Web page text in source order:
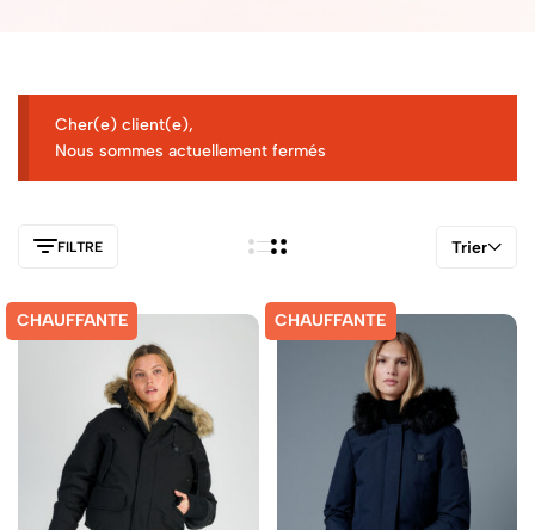
Cher(e) client(e),
Nous sommes actuellement fermés
FILTRE Trier
CHAUFFANTE CHAUFFANTE